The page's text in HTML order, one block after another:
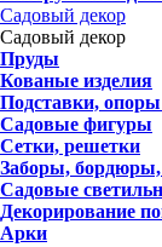
Садовый декор
Садовый декор
Пруды
Кованые изделия
Подставки,
Садовые фигуры
Сетки, решетки
Заборы,
Садовые
Декорирование
Арки